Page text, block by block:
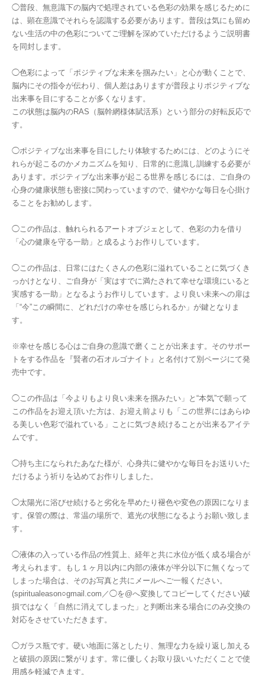
◯普段、無意識下の脳内で処理されている色彩の効果を感じるために
は、顕在意識でそれらを認識する必要があります。普段は気にも留め
ない生活の中の色彩についてご理解を深めていただけるようご説明書
を同封します。
◯色彩によって「ポジティブな未来を掴みたい」と心が動くことで、
脳内にその指令が伝わり、個人差はありますが普段よりポジティブな
出来事を目にすることが多くなります。
この状態は脳内のRAS（脳幹網様体賦活系）という部分の好転反応で
す。
◯ポジティブな出来事を目にしたり体験するためには、どのようにそ
れらが起こるのかメカニズムを知り、日常的に意識し訓練する必要が
あります。ポジティブな出来事が起こる世界を感じるには、ご自身の
心身の健康状態も密接に関わっていますので、健やかな毎日を心掛け
ることをお勧めします。
◯この作品は、触れられるアートオブジェとして、色彩の力を借り
「心の健康を守る一助」と成るようお作りしています。
◯この作品は、日常にはたくさんの色彩に溢れていることに気づくき
っかけとなり、ご自身が「実はすでに満たされて幸せな環境にいると
実感する一助」となるようお作りしています。より良い未来への扉は
「“今”この瞬間に、どれだけの幸せを感じられるか」が鍵となりま
す。
※幸せを感じる心はご自身の意識で磨くことが出来ます。そのサポー
トをする作品を『賢者の石オルゴナイト』と名付けて別ページにて発
売中です。
◯この作品は「今よりもより良い未来を掴みたい」と“本気”で願って
この作品をお迎え頂いた方は、お迎え前よりも「この世界にはあらゆ
る美しい色彩で溢れている」ことに気づき続けることが出来るアイテ
ムです。
◯持ち主になられたあなた様が、心身共に健やかな毎日をお送りいた
だけるよう祈りを込めてお作りしました。
◯太陽光に浴びせ続けると劣化を早めたり褪色や変色の原因になりま
す。保管の際は、常温の場所で、遮光の状態になるようお願い致しま
す。
◯液体の入っている作品の性質上、経年と共に水位が低く成る場合が
考えられます。もし１ヶ月以内に内部の液体が半分以下に無くなって
しまった場合は、そのお写真と共にメールへご一報ください。
(spiritualeason○gmail.com／◯を@へ変換してコピーしてください)破
損ではなく「自然に消えてしまった」と判断出来る場合にのみ交換の
対応をさせていただきます。
◯ガラス瓶です。硬い地面に落としたり、無理な力を繰り返し加える
と破損の原因に繋がります。常に優しくお取り扱いいただくことで使
用感を軽減できます。